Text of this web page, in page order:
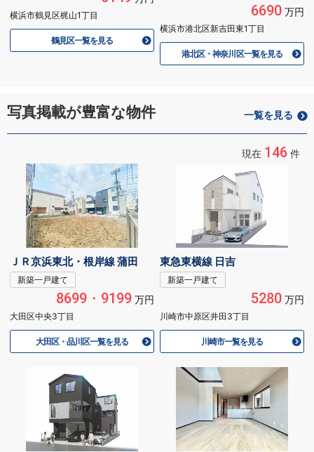
横浜市鶴見区梶山1丁目
鶴見区一覧を見る
6690万円
横浜市港北区新吉田東1丁目
港北区・神奈川区一覧を見る
写真掲載が豊富な物件 一覧を見る
現在 146 件
ＪＲ京浜東北・根岸線 蒲田
新築一戸建て
8699・9199万円
大田区中央3丁目
大田区・品川区一覧を見る
東急東横線 日吉
新築一戸建て
5280万円
川崎市中原区井田3丁目
川崎市一覧を見る